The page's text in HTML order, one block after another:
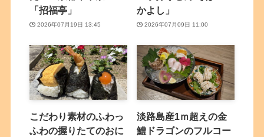
「招福亭」
2026年07月19日 13:45
かよし」
2026年07月09日 11:00
こだわり素材のふわっ
ふわの握りたてのおに
淡路島産1ｍ超えの金
鱧ドラゴンのフルコー